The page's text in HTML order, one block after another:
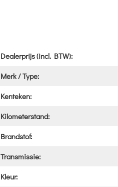
Dealerprijs (incl. BTW):
Merk / Type:
Kenteken:
Kilometerstand:
Brandstof:
Transmissie:
Kleur: